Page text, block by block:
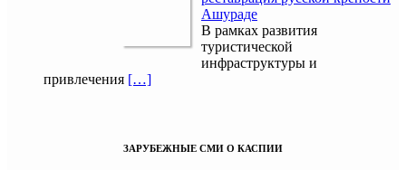
Ашураде
В рамках развития
туристической
инфраструктуры и
привлечения […]
ЗАРУБЕЖНЫЕ СМИ О КАСПИИ